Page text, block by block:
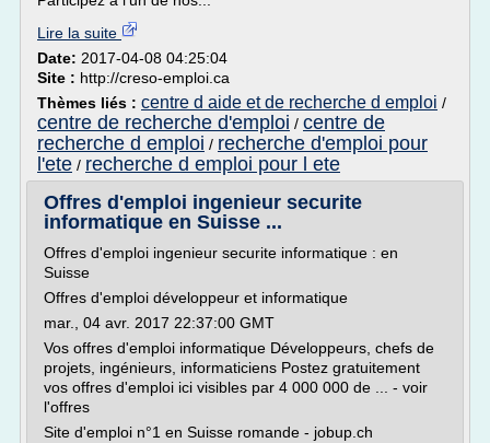
Lire la suite
Date: 2017-04-08 04:25:04
Site : http://creso-emploi.ca
Thèmes liés : centre d aide et de recherche d emploi /
centre de recherche d'emploi / centre de
recherche d emploi / recherche d'emploi pour
l'ete / recherche d emploi pour l ete
Offres d'emploi ingenieur securite
informatique en Suisse ...
Offres d'emploi ingenieur securite informatique : en
Suisse
Offres d'emploi développeur et informatique
mar., 04 avr. 2017 22:37:00 GMT
Vos offres d'emploi informatique Développeurs, chefs de
projets, ingénieurs, informaticiens Postez gratuitement
vos offres d'emploi ici visibles par 4 000 000 de ... - voir
l'offres
Site d'emploi n°1 en Suisse romande - jobup.ch